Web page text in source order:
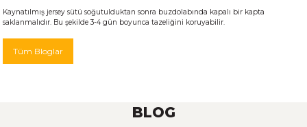
Kaynatılmış jersey sütü soğutulduktan sonra buzdolabında kapalı bir kapta
saklanmalıdır. Bu şekilde 3-4 gün boyunca tazeliğini koruyabilir.
Tüm Bloglar
BLOG